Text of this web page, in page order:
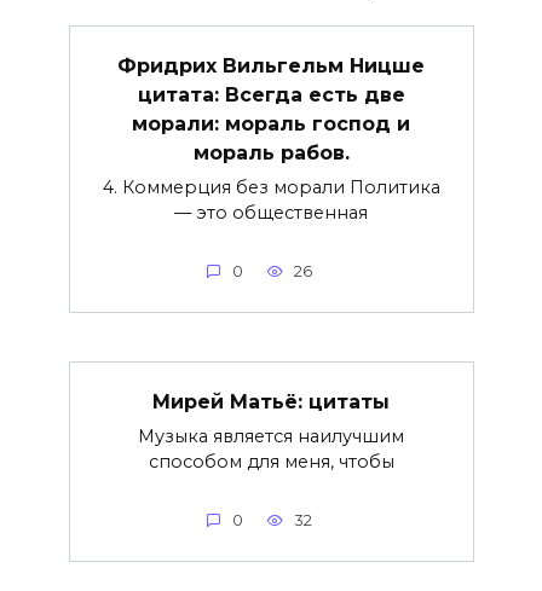
Фридрих Вильгельм Ницше
цитата: Всегда есть две
морали: мораль господ и
мораль рабов.
4. Коммерция без морали Политика
— это общественная
0 26
Мирей Матьё: цитаты
Музыка является наилучшим
способом для меня, чтобы
0 32